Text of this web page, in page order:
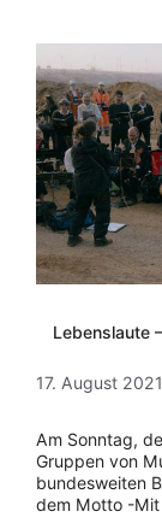
Lebenslaute
17. August 2021
Am Sonntag,
Gruppen von
bundesweiten
dem Motto -